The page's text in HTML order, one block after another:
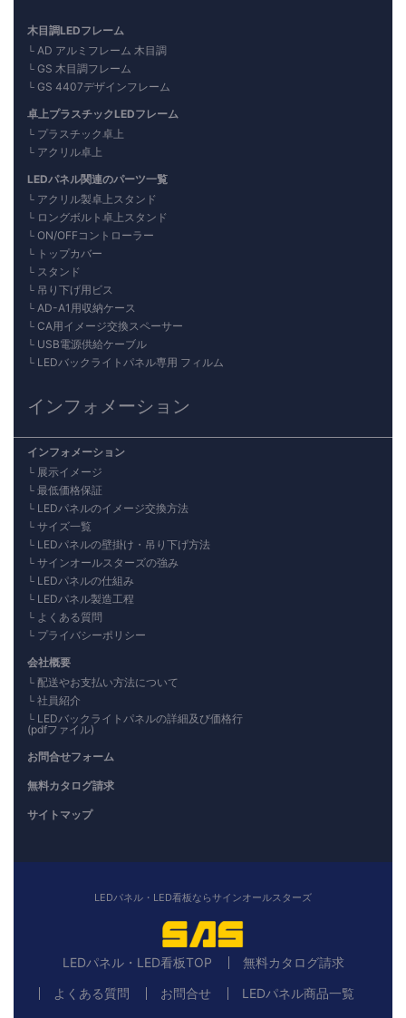
木目調LEDフレーム
AD アルミフレーム 木目調
GS 木目調フレーム
GS 4407デザインフレーム
卓上プラスチックLEDフレーム
プラスチック卓上
アクリル卓上
LEDパネル関連のパーツ一覧
アクリル製卓上スタンド
ロングボルト卓上スタンド
ON/OFFコントローラー
トップカバー
スタンド
吊り下げ用ビス
AD-A1用収納ケース
CA用イメージ交換スペーサー
USB電源供給ケーブル
LEDバックライトパネル専用 フィルム
インフォメーション
インフォメーション
展示イメージ
最低価格保証
LEDパネルのイメージ交換方法
サイズ一覧
LEDパネルの壁掛け・吊り下げ方法
サインオールスターズの強み
LEDパネルの仕組み
LEDパネル製造工程
よくある質問
プライバシーポリシー
会社概要
配送やお支払い方法について
社員紹介
LEDバックライトパネルの詳細及び価格行
(pdfファイル)
お問合せフォーム
無料カタログ請求
サイトマップ
LEDパネル・LED看板ならサインオールスターズ
LEDパネル・LED看板TOP
無料カタログ請求
よくある質問
お問合せ
LEDパネル商品一覧